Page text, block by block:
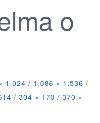
o
1.024 / 1.086 × 1.536 /
/ 304 × 170 / 370 ×